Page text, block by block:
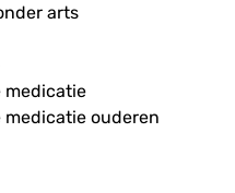
arts
medicatie
ouderen